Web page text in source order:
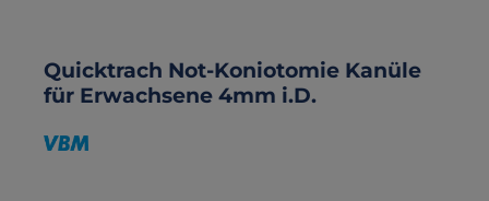
Quicktrach Not-Koniotomie Kanüle
für Erwachsene 4mm i.D.